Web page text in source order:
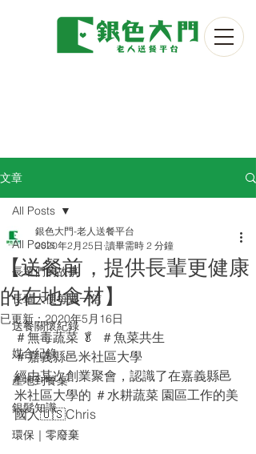
文章
All Posts
長輩們的故事
長輩大使每週一信
送餐關懷紀錄
媒合紀錄
產地到餐桌
銀髮知識
環保｜零廢棄
All Posts
【送餐前，提供長輩更健康
的在地食材】
銀色大門-老人送餐平台
2020年2月25日 讀畢需時 2 分鐘
已更新：2020年5月16日
＃無毒蔬菜 🥬  ＃魚菜共生
＃嘉義縣邑米社區大學
經由某次創業聚會，認識了在嘉義縣邑
米社區大學的 ＃水耕蔬菜 園區工作的美
國人🇺🇸Chris